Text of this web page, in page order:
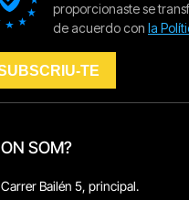
ON SOM?
Carrer Bailén 5, principal.